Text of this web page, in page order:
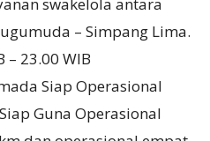
swakelola antara
– Simpang Lima.
– 23.00 WIB
Siap Operasional
Guna Operasional